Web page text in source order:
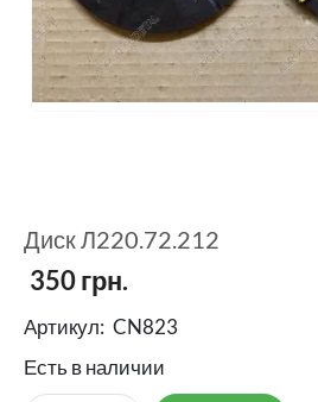
Диск Л220.72.212
350грн.
Артикул: CN823
Есть в наличии